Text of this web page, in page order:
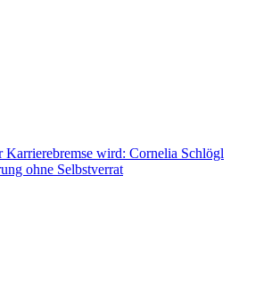
Karrierebremse wird: Cornelia Schlögl
ohne Selbstverrat